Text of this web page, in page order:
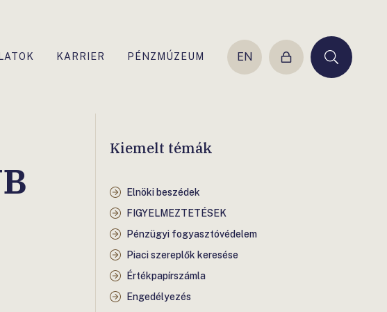
KARRIER PÉNZMÚZEUM EN
Belépés Keresés
Kiemelt témák
Elnöki beszédek
FIGYELMEZTETÉSEK
Pénzügyi fogyasztóvédelem
Piaci szereplők keresése
Értékpapírszámla
Engedélyezés